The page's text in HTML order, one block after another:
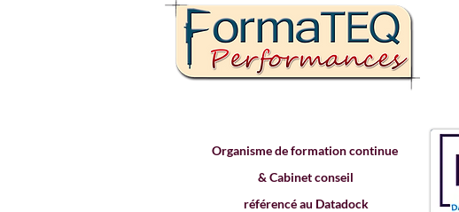
Organisme de formation continue
& Cabinet conseil
référencé au Datadock